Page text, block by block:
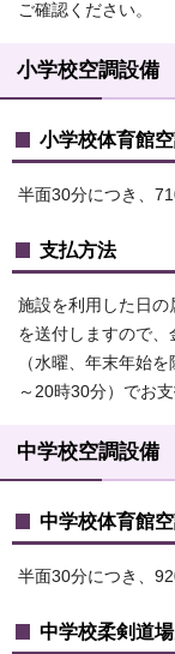
ご確認ください。
小学校空調設備
小学校体育館
半面30分につき、
支払方法
施設を利用した日
を送付しますので
（水曜、年末年始
～20時30分）でお
中学校空調設備
中学校体育館
半面30分につき、
中学校柔剣道